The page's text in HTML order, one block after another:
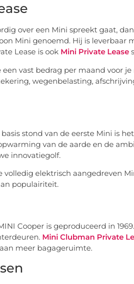
over een Mini spreekt gaat,
Mini genoemd. Hij is
Lease is ook Mini Private Lease
een vast bedrag per maand voor
wegenbelasting,
basis stond van de eerste Mini is
van de aarde en de
innovatiegolf.
volledig elektrisch aangedreven
populairiteit.
Cooper is geproduceerd in
Mini Clubman Private
meer bagageruimte.